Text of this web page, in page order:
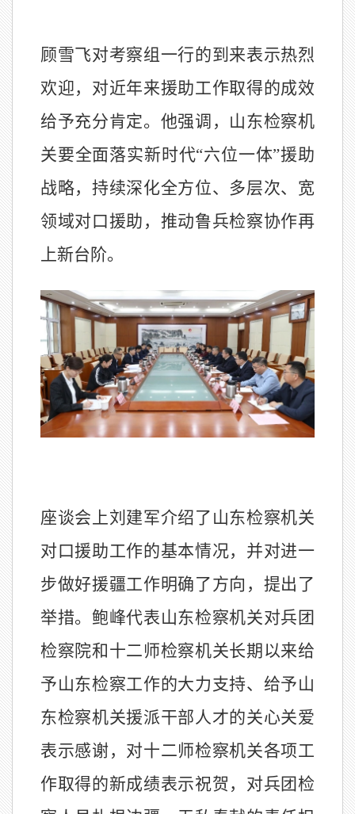
顾雪飞对考察组一行的到来表示热烈
欢迎，对近年来援助工作取得的成效
给予充分肯定。他强调，山东检察机
关要全面落实新时代“六位一体”援助
战略，持续深化全方位、多层次、宽
领域对口援助，推动鲁兵检察协作再
上新台阶。
座谈会上刘建军介绍了山东检察机关
对口援助工作的基本情况，并对进一
步做好援疆工作明确了方向，提出了
举措。鲍峰代表山东检察机关对兵团
检察院和十二师检察机关长期以来给
予山东检察工作的大力支持、给予山
东检察机关援派干部人才的关心关爱
表示感谢，对十二师检察机关各项工
作取得的新成绩表示祝贺，对兵团检